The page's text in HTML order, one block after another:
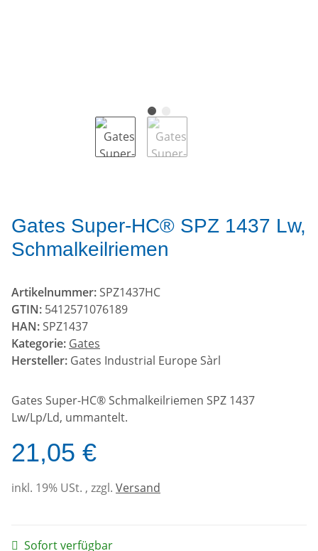
Gates Super-HC® SPZ 1437 Lw,
Schmalkeilriemen
Artikelnummer: SPZ1437HC
GTIN: 5412571076189
HAN: SPZ1437
Kategorie: Gates
Hersteller: Gates Industrial Europe Sàrl
Gates Super-HC® Schmalkeilriemen SPZ 1437
Lw/Lp/Ld, ummantelt.
21,05 €
inkl. 19% USt. , zzgl. Versand
Sofort verfügbar